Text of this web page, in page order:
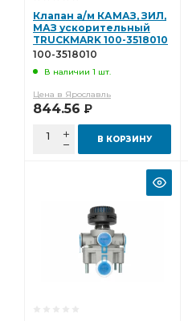
Клапан а/м КАМАЗ, ЗИЛ,
МАЗ ускорительный
TRUCKMARK 100-3518010
100-3518010
В наличии 1 шт.
Цена в Ярославль
844.56 Р
В КОРЗИНУ